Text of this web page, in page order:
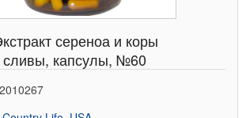
сереноа и коры
сливы, капсулы, №60
2010267